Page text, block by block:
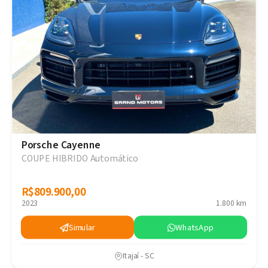
Porsche Cayenne
COUPE HIBRIDO Automático
R$809.900,00
R$809.900,00
2023 1.800 km
Simular WhatsApp
Itajaí - SC